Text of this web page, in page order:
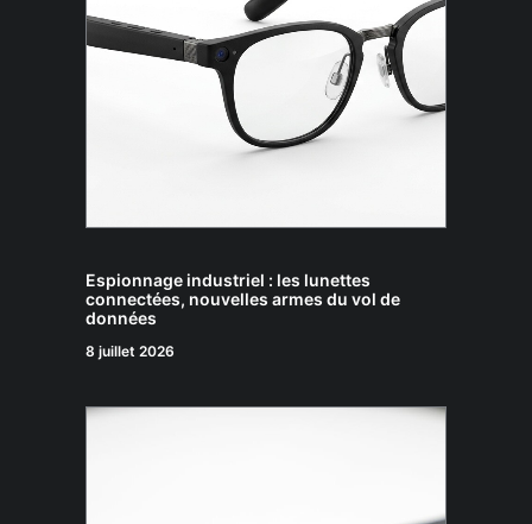
Espionnage industriel : les lunettes
connectées, nouvelles armes du vol de
données
8 juillet 2026